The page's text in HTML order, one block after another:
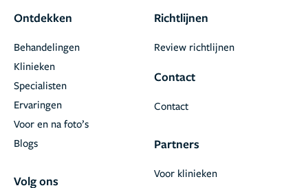
Ontdekken
Behandelingen
Klinieken
Specialisten
Ervaringen
Voor en na foto’s
Blogs
Volg ons
Richtlijnen
Review richtlijnen
Contact
Contact
Partners
Voor klinieken